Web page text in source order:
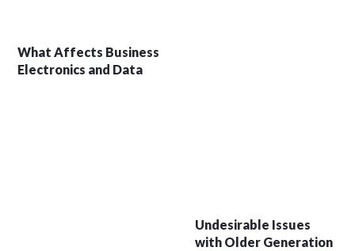
What Affects Business
Electronics and Data
Undesirable Issues
with Older Generation